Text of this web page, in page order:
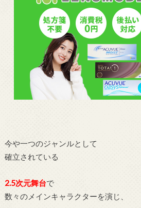
今や一つのジャンルとして
確立されている
2.5次元舞台で
数々のメインキャラクターを演じ、